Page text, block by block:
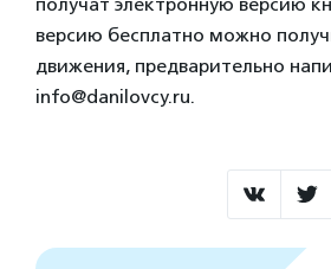
версию бесплатно можно
движения, предварительно
info@danilovcy.ru.